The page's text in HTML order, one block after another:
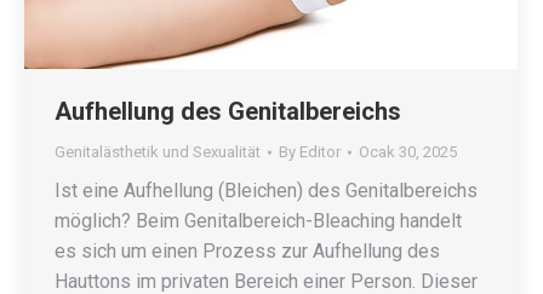
Aufhellung des Genitalbereichs
Genitalästhetik und Sexualität By Editor Ocak 30, 2025
Ist eine Aufhellung (Bleichen) des Genitalbereichs
möglich? Beim Genitalbereich-Bleaching handelt
es sich um einen Prozess zur Aufhellung des
Hauttons im privaten Bereich einer Person. Dieser